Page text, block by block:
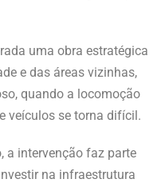
uma obra estratégica
e das áreas vizinhas,
quando a locomoção
veículos se torna difícil.
a intervenção faz parte
na infraestrutura